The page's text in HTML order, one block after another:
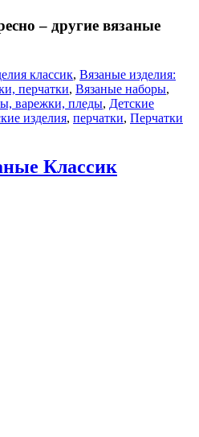
– другие вязаные
классик, Вязаные изделия:
перчатки, Вязаные наборы,
варежки, пледы, Детские
изделия, перчатки, Перчатки
Классик